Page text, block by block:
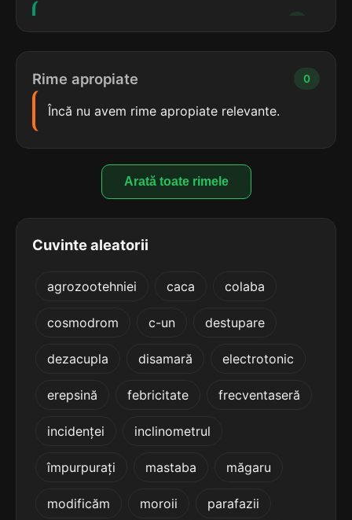
4 sil.
altminterea
cunoașterea
terminație: terea
străbaterea
11 lit.
combaterea
dezbaterea
Rime apropiate 0
Încă nu avem rime apropiate relevante.
Arată toate rimele
Cuvinte aleatorii
agrozootehniei caca colaba
cosmodrom c-un destupare
dezacupla disamară electrotonic
erepsină febricitate frecventaseră
incidenței inclinometrul
împurpurați mastaba măgaru
modificăm moroii parafazii